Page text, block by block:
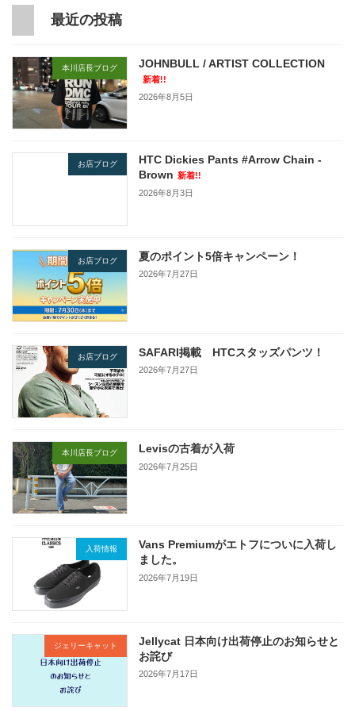
最近の投稿
本川店長ブログ JOHNBULL / ARTIST COLLECTION
新着!!
2026年8月5日
お店ブログ
HTC Dickies Pants #Arrow Chain -
Brown 新着!!
2026年8月3日
お店ブログ 夏のポイント5倍キャンペーン！
2026年7月27日
お店ブログ SAFARI掲載 HTCスタッズパンツ！
2026年7月27日
本川店長ブログ Levisの古着が入荷
2026年7月25日
入荷情報
Vans Premiumがエトフについに入荷し
ました。
2026年7月19日
ジェリーキャット
Jellycat 日本向け出荷停止のお知らせと
お詫び
2026年7月17日